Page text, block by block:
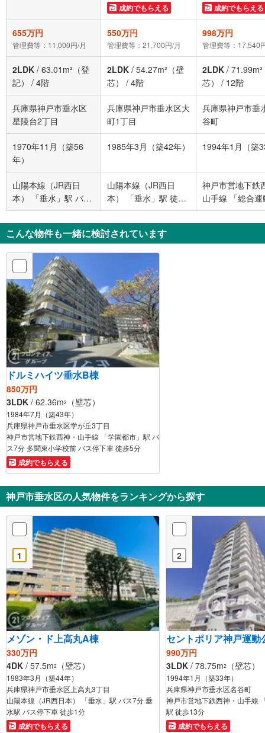
成約でもらえる 成約でもらえる
655万円
管理費等：11,000円/月
550万円
管理費等：21,700円/月
998万円
管理費等：17,540
2LDK / 63.01m²（登
記）
/ 4階
2LDK / 54.27m²（壁
芯）
/ 4階
2LDK /
芯）
/ 12階
兵庫県神戸市垂水区
星陵台2丁目
兵庫県神戸市垂水区大
町1丁目
兵庫県神戸市垂
谷町
1970年11月（築56
年）
1985年3月（築42年） 1994年1月（築
山陽本線（JR西日
本） 「垂水」駅 バス
10分 星陵台3丁目 バ
ス停下車 徒歩2分
山陽本線（JR西日
本） 「垂水」駅 徒歩
17分
神戸市営地下鉄
山手線 「総合運
園」駅 徒歩14分
こんな物件も一緒に検討されています
ドルミハイツ垂水B棟
850万円
3LDK / 62.36m2 （壁芯）
1984年7月（築43年）
兵庫県神戸市垂水区学が丘3丁目
神戸市営地下鉄西神・山手線 「学園都市」駅 バ
ス7分 多聞東小学校前 バス停下車 徒歩5分
成約でもらえる
神戸市垂水区の人気物件をランキングから探す
1
メゾン・ド上高丸A棟
330万円
4DK / 57.5m2 （壁芯）
1983年3月（築44年）
兵庫県神戸市垂水区上高丸3丁目
山陽本線（JR西日本） 「垂水」駅 バス7分 垂
水駅 バス停下車 徒歩1分
成約でもらえる
2
セントポリア神戸運動
990万円
3LDK / 78.75m2 （壁芯）
1994年1月（築33年）
兵庫県神戸市垂水区名谷町
神戸市営地下鉄西神・山手線
駅 徒歩13分
成約でもらえる